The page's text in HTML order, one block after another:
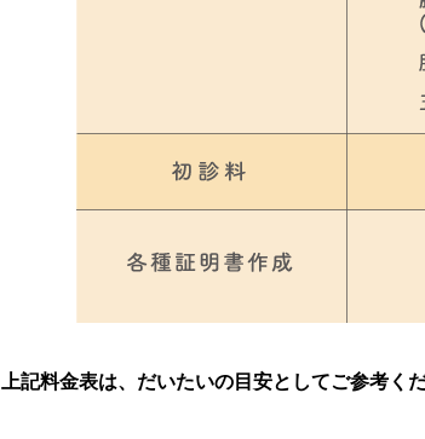
上記料金表は、だいたいの目安としてご参考くだ